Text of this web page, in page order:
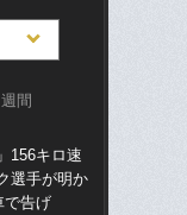
週間
156キロ速
選手が明か
で告げ